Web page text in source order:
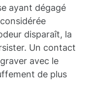
ayant dégagé
disparaît, la
Un contact
avec le
de plus